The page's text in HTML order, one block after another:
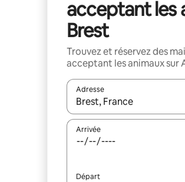
acceptant les
Brest
Trouvez et réservez des
acceptant les animaux sur
Adresse
Lorsque les résultats
Arrivée
Départ